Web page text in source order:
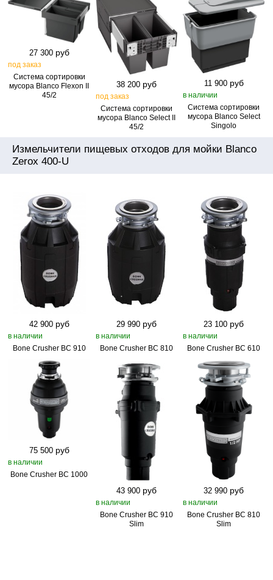
27 300 руб
под заказ
Система сортировки
мусора Blanco Flexon II
45/2
38 200 руб
под заказ
Система сортировки
мусора Blanco Select II
45/2
11 900 руб
в наличии
Система сортировки
мусора Blanco Select
Singolo
Измельчители пищевых отходов для мойки Blanco
Zerox 400-U
42 900 руб
в наличии
Bone Crusher BC 910
29 990 руб
в наличии
Bone Crusher BC 810
23 100 руб
в наличии
Bone Crusher BC 610
75 500 руб
в наличии
Bone Crusher BC 1000
43 900 руб
в наличии
Bone Crusher BC 910
Slim
32 990 руб
в наличии
Bone Crusher BC 810
Slim